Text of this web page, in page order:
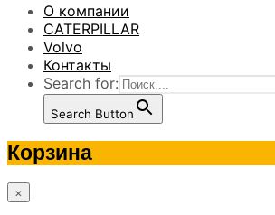
О компании
CATERPILLAR
Volvo
Контакты
Search for:
Search Button
Корзина
×